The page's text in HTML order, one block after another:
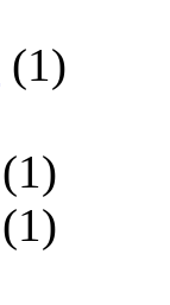
(1)
(1)
(1)